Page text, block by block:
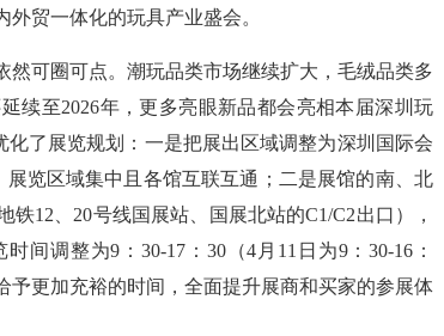
贸一体化的玩具产业盛会。
然可圈可点。潮玩品类市场继续扩大，毛绒品类多
续至2026年，更多亮眼新品都会亮相本届深圳玩
了展览规划：一是把展出区域调整为深圳国际会
展览区域集中且各馆互联互通；二是展馆的南、北
12、20号线国展站、国展北站的C1/C2出口），
间调整为9：30-17：30（4月11日为9：30-16：
予更加充裕的时间，全面提升展商和买家的参展体